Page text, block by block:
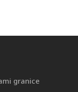
granice